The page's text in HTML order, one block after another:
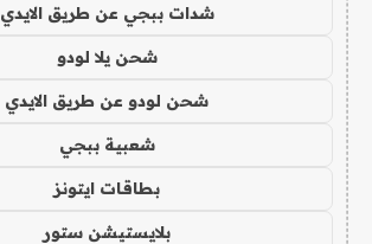
شدات ببجي عن طريق الايدي
شحن يلا لودو
شحن لودو عن طريق الايدي
شعبية ببجي
بطاقات ايتونز
بلايستيشن ستور